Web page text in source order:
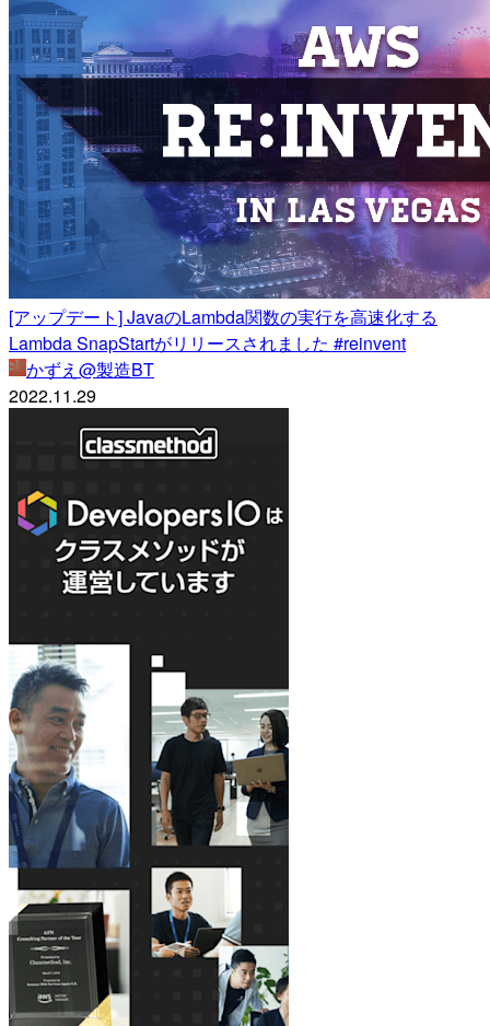
[アップデート] JavaのLambda関数の実行を高速化する
Lambda SnapStartがリリースされました #reinvent
かずえ@製造BT
2022.11.29